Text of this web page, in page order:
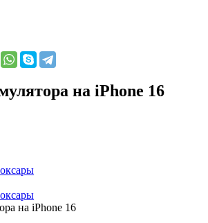
на iPhone 16
на iPhone 16